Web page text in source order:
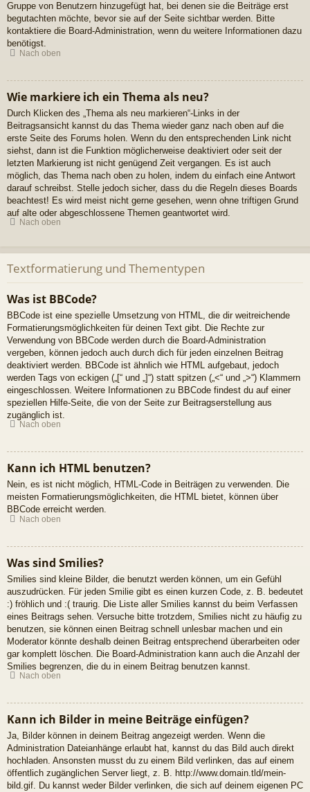
Gruppe von Benutzern hinzugefügt hat, bei denen sie die Beiträge erst
begutachten möchte, bevor sie auf der Seite sichtbar werden. Bitte
kontaktiere die Board-Administration, wenn du weitere Informationen dazu
benötigst.
Nach oben
Wie markiere ich ein Thema als neu?
Durch Klicken des „Thema als neu markieren“-Links in der
Beitragsansicht kannst du das Thema wieder ganz nach oben auf die
erste Seite des Forums holen. Wenn du den entsprechenden Link nicht
siehst, dann ist die Funktion möglicherweise deaktiviert oder seit der
letzten Markierung ist nicht genügend Zeit vergangen. Es ist auch
möglich, das Thema nach oben zu holen, indem du einfach eine Antwort
darauf schreibst. Stelle jedoch sicher, dass du die Regeln dieses Boards
beachtest! Es wird meist nicht gerne gesehen, wenn ohne triftigen Grund
auf alte oder abgeschlossene Themen geantwortet wird.
Nach oben
Textformatierung und Thementypen
Was ist BBCode?
BBCode ist eine spezielle Umsetzung von HTML, die dir weitreichende
Formatierungsmöglichkeiten für deinen Text gibt. Die Rechte zur
Verwendung von BBCode werden durch die Board-Administration
vergeben, können jedoch auch durch dich für jeden einzelnen Beitrag
deaktiviert werden. BBCode ist ähnlich wie HTML aufgebaut, jedoch
werden Tags von eckigen („[“ und „]“) statt spitzen („<“ und „>“) Klammern
eingeschlossen. Weitere Informationen zu BBCode findest du auf einer
speziellen Hilfe-Seite, die von der Seite zur Beitragserstellung aus
zugänglich ist.
Nach oben
Kann ich HTML benutzen?
Nein, es ist nicht möglich, HTML-Code in Beiträgen zu verwenden. Die
meisten Formatierungsmöglichkeiten, die HTML bietet, können über
BBCode erreicht werden.
Nach oben
Was sind Smilies?
Smilies sind kleine Bilder, die benutzt werden können, um ein Gefühl
auszudrücken. Für jeden Smilie gibt es einen kurzen Code, z. B. bedeutet
:) fröhlich und :( traurig. Die Liste aller Smilies kannst du beim Verfassen
eines Beitrags sehen. Versuche bitte trotzdem, Smilies nicht zu häufig zu
benutzen, sie können einen Beitrag schnell unlesbar machen und ein
Moderator könnte deshalb deinen Beitrag entsprechend überarbeiten oder
gar komplett löschen. Die Board-Administration kann auch die Anzahl der
Smilies begrenzen, die du in einem Beitrag benutzen kannst.
Nach oben
Kann ich Bilder in meine Beiträge einfügen?
Ja, Bilder können in deinem Beitrag angezeigt werden. Wenn die
Administration Dateianhänge erlaubt hat, kannst du das Bild auch direkt
hochladen. Ansonsten musst du zu einem Bild verlinken, das auf einem
öffentlich zugänglichen Server liegt, z. B. http://www.domain.tld/mein-
bild.gif. Du kannst weder Bilder verlinken, die sich auf deinem eigenen PC